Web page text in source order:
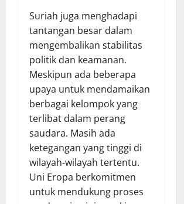
Suriah juga menghadapi
tantangan besar dalam
mengembalikan stabilitas
politik dan keamanan.
Meskipun ada beberapa
upaya untuk mendamaikan
berbagai kelompok yang
terlibat dalam perang
saudara. Masih ada
ketegangan yang tinggi di
wilayah-wilayah tertentu.
Uni Eropa berkomitmen
untuk mendukung proses